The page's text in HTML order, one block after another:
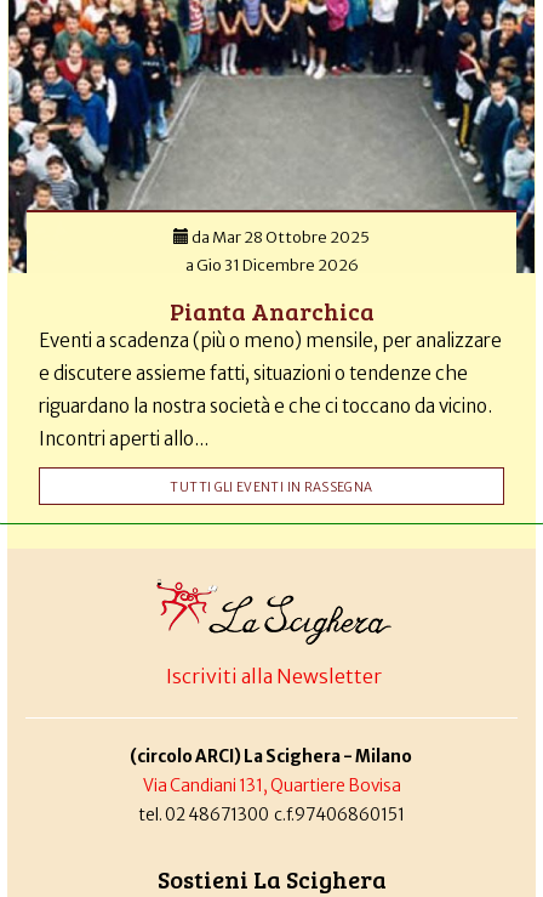
da Mar 28 Ottobre 2025
aGio 31 Dicembre 2026
Pianta Anarchica
Eventi a scadenza (più o meno) mensile, per analizzare
e discutere assieme fatti, situazioni o tendenze che
riguardano la nostra società e che ci toccano da vicino.
Incontri aperti allo...
TUTTI GLI EVENTI IN RASSEGNA
Iscriviti alla Newsletter
(circolo ARCI) La Scighera - Milano
Via Candiani 131, Quartiere Bovisa
tel. 02 48671300 c.f.97406860151
Sostieni La Scighera